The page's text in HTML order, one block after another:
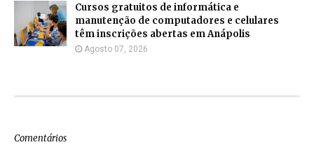
Cursos gratuitos de informática e
manutenção de computadores e celulares
têm inscrições abertas em Anápolis
Agosto 07, 2026
Comentários